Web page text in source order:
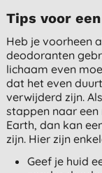
Tips voor
Heb je voorheen
deodoranten
lichaam even
dat het even
verwijderd zijn.
stappen naar
Earth, dan kan
zijn. Hier zijn
Geef je huid